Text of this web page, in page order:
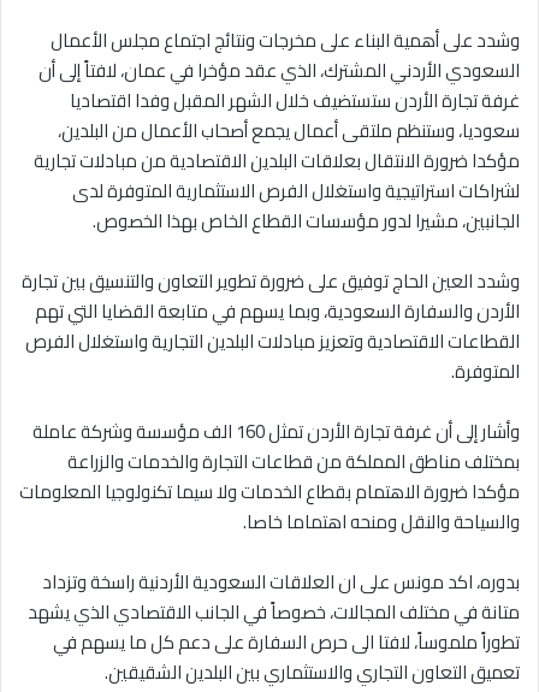
وشدد على أهمية البناء على مخرجات ونتائج اجتماع مجلس الأعمال
السعودي الأردني المشترك، الذي عقد مؤخرا في عمان، لافتاً إلى أن
غرفة تجارة الأردن ستستضيف خلال الشهر المقبل وفدا اقتصاديا
سعوديا، وستنظم ملتقى أعمال يجمع أصحاب الأعمال من البلدين،
مؤكدا ضرورة الانتقال بعلاقات البلدين الاقتصادية من مبادلات تجارية
لشراكات استراتيجية واستغلال الفرص الاستثمارية المتوفرة لدى
الجانبين، مشيرا لدور مؤسسات القطاع الخاص بهذا الخصوص.
وشدد العين الحاج توفيق على ضرورة تطوير التعاون والتنسيق بين تجارة
الأردن والسفارة السعودية، وبما يسهم في متابعة القضايا التي تهم
القطاعات الاقتصادية وتعزيز مبادلات البلدين التجارية واستغلال الفرص
المتوفرة.
وأشار إلى أن غرفة تجارة الأردن تمثل 160 الف مؤسسة وشركة عاملة
بمختلف مناطق المملكة من قطاعات التجارة والخدمات والزراعة
مؤكدا ضرورة الاهتمام بقطاع الخدمات ولا سيما تكنولوجيا المعلومات
والسياحة والنقل ومنحه اهتماما خاصا.
بدوره، اكد مونس على ان العلاقات السعودية الأردنية راسخة وتزداد
متانة في مختلف المجالات، خصوصاً في الجانب الاقتصادي الذي يشهد
تطوراً ملموساً، لافتا الى حرص السفارة على دعم كل ما يسهم في
تعميق التعاون التجاري والاستثماري بين البلدين الشقيقين.